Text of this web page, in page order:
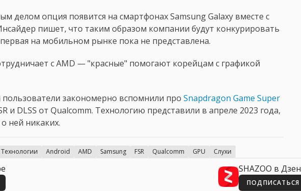
делом опция появится на смартфонах Samsung Galaxy вместе с
пишет, что таким образом компании будут конкурировать
первая на мобильном рынке пока не представлена.
с AMD — "красные" помогают корейцам с графикой
закономерно вспомнили про Snapdragon Game Super
и DLSS от Qualcomm. Технологию представили в апреле 2023 года,
ней никаких.
Технологии Android AMD Samsung FSR Qualcomm GPU Слухи
SHAZOO в Дзен
ПОДПИСАТЬСЯ